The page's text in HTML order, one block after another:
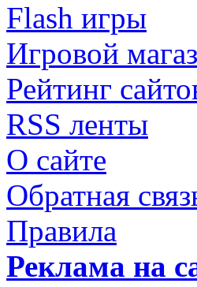
Flash игры
Игровой
Рейтинг
RSS ленты
О сайте
Обратная
Правила
Реклама на